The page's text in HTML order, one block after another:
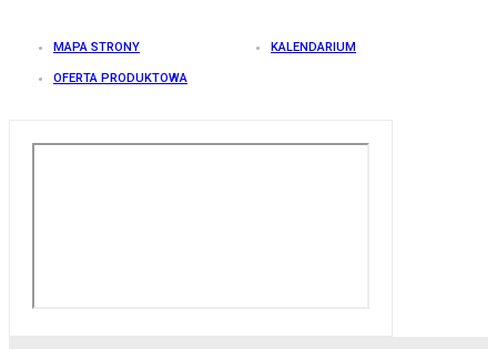
MAPA STRONY KALENDARIUM
OFERTA PRODUKTOWA